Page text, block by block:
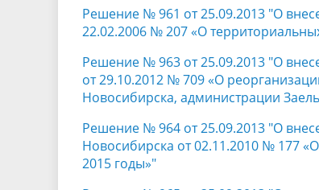
Решение № 961 от 25.09.2013 "О
22.02.2006 № 207 «О
Решение № 963 от 25.09.2013 "О
от 29.10.2012 № 709 «О
Новосибирска, администрации
Решение № 964 от 25.09.2013 "О
Новосибирска от 02.11.2010 № 177
2015 годы»"